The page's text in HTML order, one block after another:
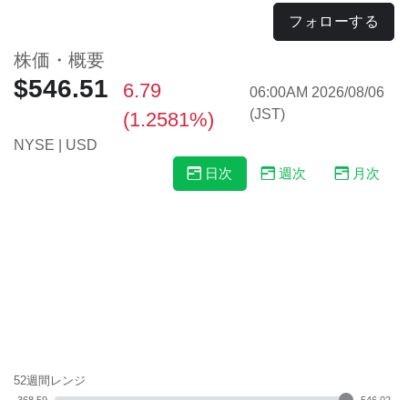
フォローする
株価・概要
$546.51
6.79
(1.2581%)
06:00AM 2026/08/06
(JST)
NYSE | USD
日次
週次 月次
52週間レンジ